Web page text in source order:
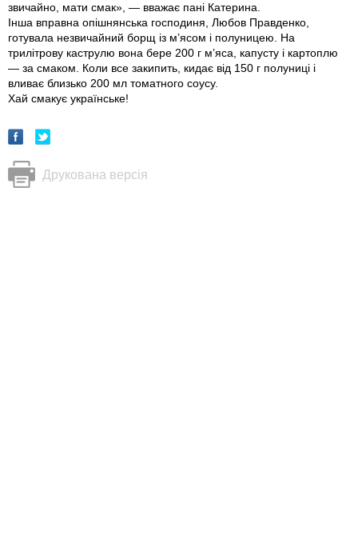
звичайно, мати смак», — вважає пані Катерина.
Інша вправна опішнянська господиня, Любов Правденко,
готувала незвичайний борщ із м’ясом і полуницею. На
трилітрову каструлю вона бере 200 г м’яса, капусту і картоплю
— за смаком. Коли все закипить, кидає від 150 г полуниці і
вливає близько 200 мл томатного соусу.
Хай смакує українське!
Друкована версія